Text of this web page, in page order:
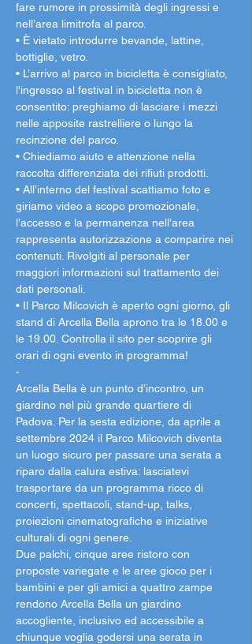
fare rumore in prossimità degli ingressi e
nell’area limitrofa al parco.
• È vietato introdurre bevande, lattine,
bottiglie, vetro.
• L’arrivo al parco in bicicletta è consigliato,
l'ingresso al festival in bicicletta non è
consentito: preghiamo di lasciare i mezzi
nelle apposite rastrelliere o lungo la
recinzione del parco.
• Chiediamo aiuto e attenzione nella
raccolta differenziata dei rifiuti prodotti.
• All’interno del festival scattiamo foto e
giriamo video a scopo promozionale,
l’accesso e la permanenza nell’area
rappresenta autorizzazione a comparire nei
contenuti. Rivolgiti al personale per
maggiori informazioni sul trattamento dei
dati personali.
• Il Parco Milcovich è aperto ogni giorno, gli
stand di Arcella Bella aprono tra le 18.00 e
le 19.00. Controlla il sito per scoprire gli
orari di ogni evento in programma!
-
Arcella Bella è un punto d’incontro, un
giardino nel più grande quartiere di
Padova. Per la sesta edizione, da aprile a
settembre 2024 il Parco Milcovich diventa
un luogo sicuro per passare una serata a
riparo dalla calura estiva: lasciatevi
trasportare da un programma ricco di
concerti, spettacoli, stand-up, talks,
proiezioni cinematografiche e iniziative
culturali di ogni genere.
Due palchi, cinque aree ristoro con
proposte variegate e le aree gioco per i
bambini e per gli amici a quattro zampe
rendono Arcella Bella un giardino
accogliente, inclusivo ed accessibile a
chiunque voglia godersi una serata in